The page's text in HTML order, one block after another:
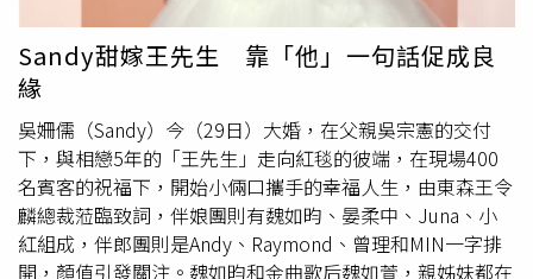
有這種念頭，才能把心打得更開，接受各種學習，在心態上
永遠是個少年。（圖／莊立人攝）「哪部戲是我認為最好
的？嚴格看起來都好像還可以再更好，如果可以讓我再演一
次同樣一部戲、同樣一個角色，以現在我覺得也會有不同的
表演方式放在裡面，可是後來覺得算了反正都過去了，只要
將來新的工作盡力去做。」讓Darren拿下第56屆金鐘獎戲
劇節目男配角的《我的婆婆怎麼那麼可愛》，第一次演那麼
孬、怕老婆的角色，鄧安寧導演告訴他：「你不用太刻意來
擠眉弄眼，喜劇不是誇張就好，你認真的走心，認真的去把
這個場景演出來，很認真就對了，自然而然就會顯得很笨很
捷在《天字第二號》飾演小三，使用泉州話演出。（圖／公
視台語台提供）郁方在劇中飾演正宮，現實中，她認為「正
宮」、「小三」這種詞彙是歧視，「夫妻」才是唯一正確的
形容詞，郁方不由得替正宮們打抱不平，認為小三只考慮當
下的快樂，正宮卻還要擔負家庭責任，小三享受的成果都是
正宮前面的積累，譴責外遇的人不善待老婆，卻永遠追求外
面的新鮮。郁方與馬力歐年輕時為「憲憲家族 」師姐師弟關
係，兩人認識20多年，看著對方成長，對彼此非常熟悉，很
容易帶入這次久婚的夫妻角色。談到馬力歐剛出生的女兒與
太太，如果有一天最愛的兩個女人吵架會幫誰，馬力歐表示
Sandy甜嫁王先生 靠「他」一句話促成良
緣
吳姍儒（Sandy）今（29日）大婚，在父親吳宗憲的交付
下，與相戀5年的「王先生」走向紅毯的彼端，在現場400
名賓客的祝福下，開始小倆口攜手的幸福人生，由東森王令
麟總裁蒞臨致詞，伴娘團則有魏如昀、晏柔中、Juna、小
紅組成，伴郎團則是Andy、Raymond、曾理和MIN一字排
開，顏值引發關注。魏如昀和金曲歌后魏如萱，親姊妹都在